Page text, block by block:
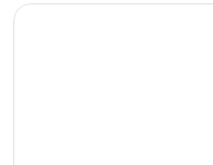
S’ouvre dans une
Tulip Inn Antwerpen